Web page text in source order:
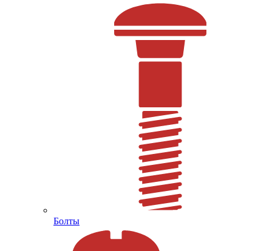
Болты